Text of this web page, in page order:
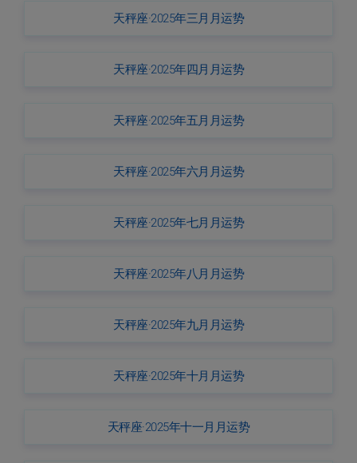
天秤座·2025年三月月运势
天秤座·2025年四月月运势
天秤座·2025年五月月运势
天秤座·2025年六月月运势
天秤座·2025年七月月运势
天秤座·2025年八月月运势
天秤座·2025年九月月运势
天秤座·2025年十月月运势
天秤座·2025年十一月月运势